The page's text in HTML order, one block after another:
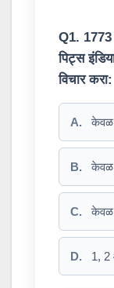
Q1. 1773
पिट्स
विचार करा:
A. केवळ
B.
C. केवळ
D. 1, 2